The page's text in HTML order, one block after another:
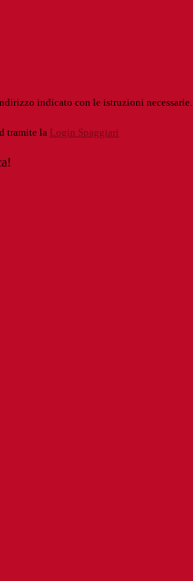
indicato con le istruzioni necessarie.
tramite la Login Spaggiari